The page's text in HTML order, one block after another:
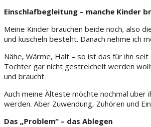
Einschlafbegleitung – manche Kinder
Meine Kinder brauchen beide noch, also
und kuscheln besteht. Danach nehme ich
Nähe, Wärme, Halt – so ist das für ihn
Tochter gar nicht gestreichelt werden
und braucht.
Auch meine Älteste möchte nochmal über
werden. Aber Zuwendung, Zuhören und
Das „Problem“ – das Ablegen